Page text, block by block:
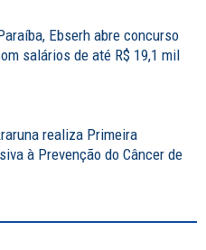
Ebserh abre concurso
salários de até R$ 19,1 mil
realiza Primeira
à Prevenção do Câncer de